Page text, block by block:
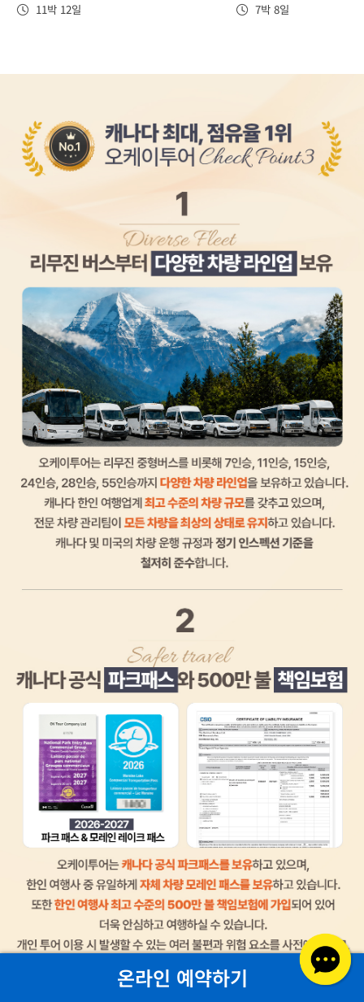
온라인 예약하기
11박 12일
7박 8일